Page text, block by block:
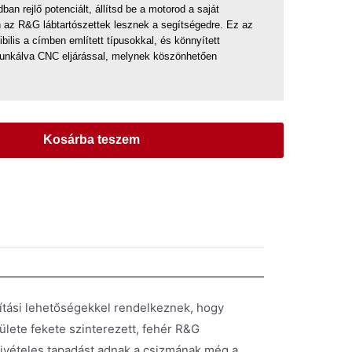
rejlő potenciált, állítsd be a motorod a saját
R&G lábtartószettek lesznek a segítségedre. Ez az
a címben említett típusokkal, és könnyített
CNC eljárással, melynek köszönhetően
Kosárba teszem
lehetőségekkel rendelkeznek, hogy
fekete szinterezett, fehér R&G